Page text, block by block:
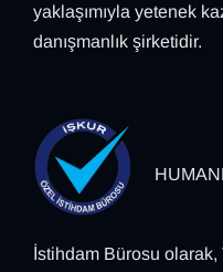
yaklaşımıyla yetenek
danışmanlık şirketidir.
İstihdam Bürosu